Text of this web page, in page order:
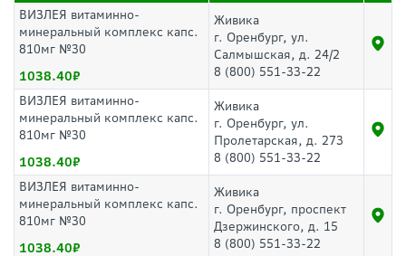
ВИЗЛЕЯ витаминно-
минеральный комплекс капс.
810мг №30
1038.40
Живика
г. Оренбург, ул.
Салмышская, д. 24/2
8 (800) 551-33-22
ВИЗЛЕЯ витаминно-
минеральный комплекс капс.
810мг №30
1038.40
Живика
г. Оренбург, ул.
Пролетарская, д. 273
8 (800) 551-33-22
ВИЗЛЕЯ витаминно-
минеральный комплекс капс.
810мг №30
1038.40
Живика
г. Оренбург, проспект
Дзержинского, д. 15
8 (800) 551-33-22